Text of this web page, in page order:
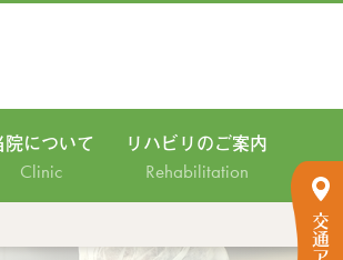
院について
Clinic
リハビリのご案内
Rehabilitation